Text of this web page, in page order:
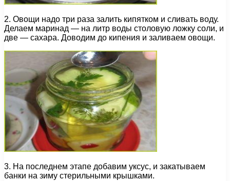
2. Овощи надо три раза залить кипятком и сливать воду.
Делаем маринад — на литр воды столовую ложку соли, и
две — сахара. Доводим до кипения и заливаем овощи.
3. На последнем этапе добавим уксус, и закатываем
банки на зиму стерильными крышками.